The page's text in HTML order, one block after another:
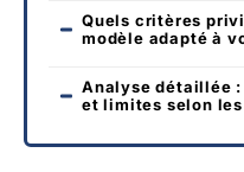
Quels critères
modèle adapté à
Analyse détaillée
et limites selon